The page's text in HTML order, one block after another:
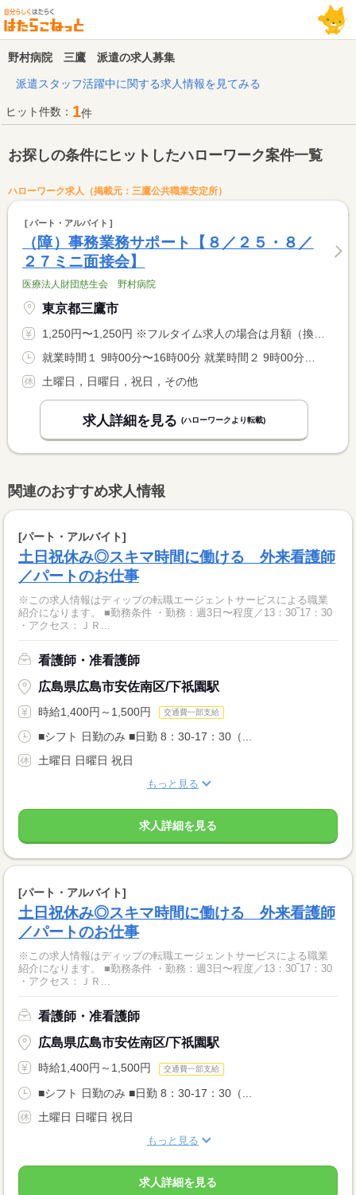
野村病院 三鷹 派遣の求人募集
派遣スタッフ活躍中に関する求人情報を見てみる
ヒット件数： 1件
お探しの条件にヒットしたハローワーク案件一覧
ハローワーク求人（掲載元：三鷹公共職業安定所）
パート・アルバイト
（障）事務業務サポート【８／２５・８／
２７ミニ面接会】
医療法人財団慈生会 野村病院
東京都三鷹市
1,250円〜1,250円 ※フルタイム求人の場合は月額（換算額）、パート求人の場合は時間額を表示しています。
土曜日，日曜日，祝日，その他
求人詳細を見る (ハローワークより転載)
関連のおすすめ求人情報
[パート・アルバイト]
土日祝休み◎スキマ時間に働ける 外来看護師
／パートのお仕事
※この求人情報はディップの転職エージェントサービスによる職業
紹介になります。 ■勤務条件 ・勤務：週3日〜程度／13：30‾17：30
・アクセス：ＪＲ...
看護師・准看護師
広島県広島市安佐南区/下祇園駅
時給1,400円～1,500円 交通費一部支給
■シフト 日勤のみ ■日勤 8：30-17：30（...
土曜日 日曜日 祝日
もっと見る
求人詳細を見る
[パート・アルバイト]
土日祝休み◎スキマ時間に働ける 外来看護師
／パートのお仕事
※この求人情報はディップの転職エージェントサービスによる職業
紹介になります。 ■勤務条件 ・勤務：週3日〜程度／13：30‾17：30
・アクセス：ＪＲ...
看護師・准看護師
広島県広島市安佐南区/下祇園駅
時給1,400円～1,500円 交通費一部支給
■シフト 日勤のみ ■日勤 8：30-17：30（...
土曜日 日曜日 祝日
もっと見る
求人詳細を見る